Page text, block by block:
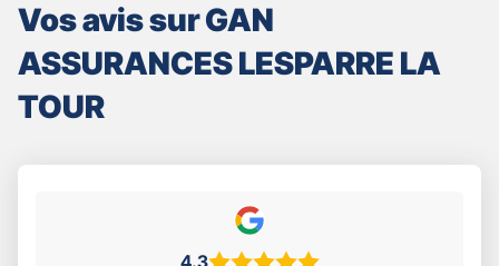
Vos avis sur GAN
ASSURANCES LESPARRE LA
TOUR
4.3